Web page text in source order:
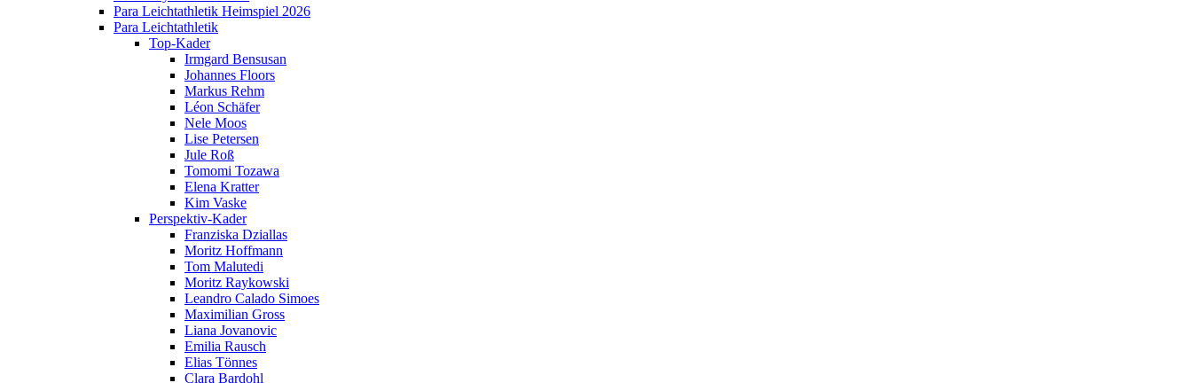
Para Leichtathletik Heimspiel 2026
Para Leichtathletik
Top-Kader
Irmgard Bensusan
Johannes Floors
Markus Rehm
Léon Schäfer
Nele Moos
Lise Petersen
Jule Roß
Tomomi Tozawa
Elena Kratter
Kim Vaske
Perspektiv-Kader
Franziska Dziallas
Moritz Hoffmann
Tom Malutedi
Moritz Raykowski
Leandro Calado Simoes
Maximilian Gross
Liana Jovanovic
Emilia Rausch
Elias Tönnes
Clara Bardohl